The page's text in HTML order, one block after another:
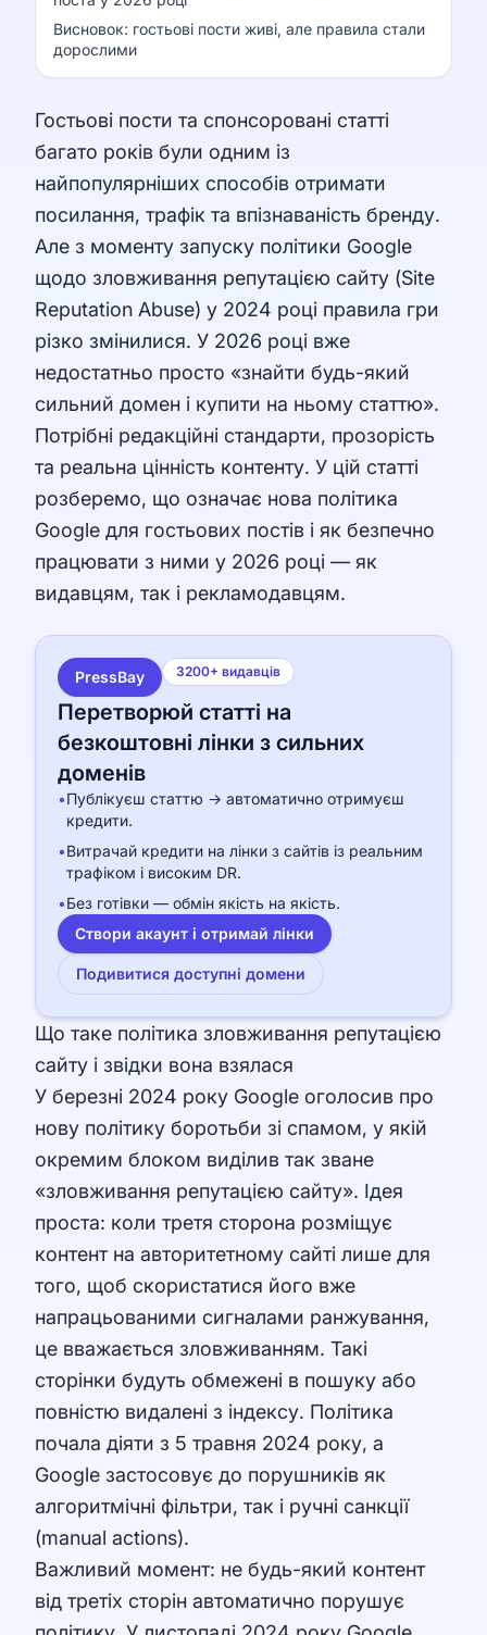
Висновок: гостьові пости живі, але правила стали
дорослими
Гостьові пости та спонсоровані статті
багато років були одним із
найпопулярніших способів отримати
посилання, трафік та впізнаваність бренду.
Але з моменту запуску політики Google
щодо зловживання репутацією сайту (Site
Reputation Abuse) у 2024 році правила гри
різко змінилися. У 2026 році вже
недостатньо просто «знайти будь-який
сильний домен і купити на ньому статтю».
Потрібні редакційні стандарти, прозорість
та реальна цінність контенту. У цій статті
розберемо, що означає нова політика
Google для гостьових постів і як безпечно
працювати з ними у 2026 році — як
видавцям, так і рекламодавцям.
PressBay 3200+ видавців
Перетворюй статті на
безкоштовні лінки з сильних
доменів
•Публікуєш статтю → автоматично отримуєш
кредити.
•Витрачай кредити на лінки з сайтів із реальним
трафіком і високим DR.
•Без готівки — обмін якість на якість.
Створи акаунт і отримай лінки
Подивитися доступні домени
Що таке політика зловживання репутацією
сайту і звідки вона взялася
У березні 2024 року Google оголосив про
нову політику боротьби зі спамом, у якій
окремим блоком виділив так зване
«зловживання репутацією сайту». Ідея
проста: коли третя сторона розміщує
контент на авторитетному сайті лише для
того, щоб скористатися його вже
напрацьованими сигналами ранжування,
це вважається зловживанням. Такі
сторінки будуть обмежені в пошуку або
повністю видалені з індексу. Політика
почала діяти з 5 травня 2024 року, а
Google застосовує до порушників як
алгоритмічні фільтри, так і ручні санкції
(manual actions).
Важливий момент: не будь-який контент
від третіх сторін автоматично порушує